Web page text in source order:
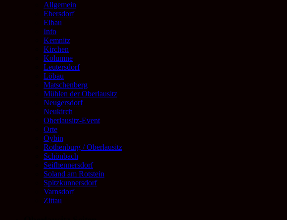
Allgemein
Ebersdorf
Eibau
Info
Kemnitz
Kirchen
Kolumne
Leutersdorf
Löbau
Matschenberg
Mühlen der Oberlausitz
Neugersdorf
Neukirch
Oberlausitz-Event
Orte
Oybin
Rothenburg / Oberlausitz
Schönbach
Seifhennersdorf
Soland am Rotstein
Spitzkunnersdorf
Varnsdorf
Zittau